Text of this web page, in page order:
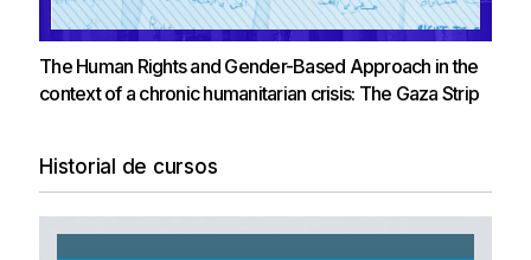
The Human Rights and Gender-Based Approach in the
context of a chronic humanitarian crisis: The Gaza Strip
Historial de cursos